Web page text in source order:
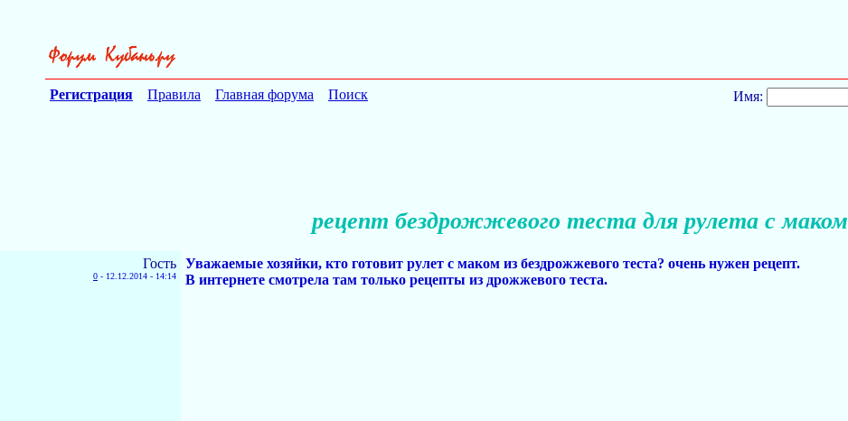
Регистрация Правила Главная форума Поиск Имя:
рецепт бездрожжевого теста для рулета с маком
Гость
0 - 12.12.2014 - 14:14
Уважаемые хозяйки, кто готовит рулет с маком из бездрожжевого теста? очень нужен рецепт.
В интернете смотрела там только рецепты из дрожжевого теста.